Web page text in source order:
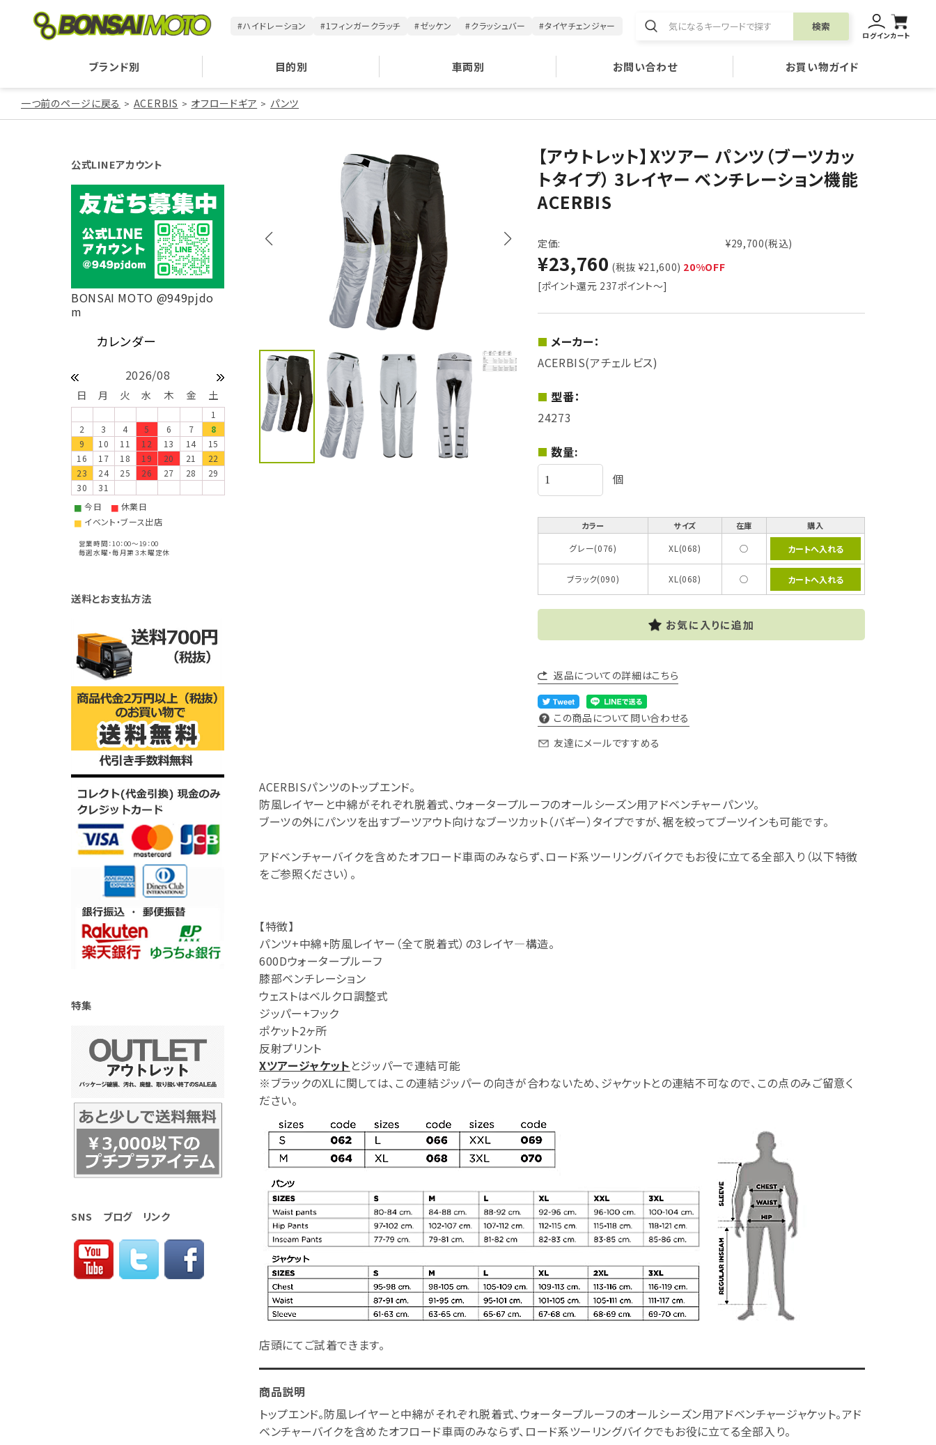
#ハイドレーション #1フィンガークラッチ #ゼッケン #クラッシュバー #タイヤチェンジャー 検索
ログインカート
ブランド別 目的別 車両別 お問い合わせ お買い物ガイド
一つ前のページに戻る ACERBIS オフロードギア パンツ
【アウトレット】Xツアー パンツ（ブーツカッ
トタイプ） 3レイヤー ベンチレーション機能
ACERBIS
定価: ¥29,700(税込)
¥23,760 (税抜 ¥21,600) 20%OFF
[ポイント還元 237ポイント～]
メーカー：
ACERBIS(アチェルビス)
型番：
24273
数量:
個
カラー サイズ 在庫 購入
グレー(076) XL(068) ○
ブラック(090) XL(068) ○
お気に入りに追加
返品についての詳細はこちら
この商品について問い合わせる
友達にメールですすめる
ACERBISパンツのトップエンド。
防風レイヤーと中綿がそれぞれ脱着式、ウォータープルーフのオールシーズン用アドベンチャーパンツ。
ブーツの外にパンツを出すブーツアウト向けなブーツカット（バギー）タイプですが、裾を絞ってブーツインも可能です。
アドベンチャーバイクを含めたオフロード車両のみならず、ロード系ツーリングバイクでもお役に立てる全部入り（以下特徴
をご参照ください）。
【特徴】
パンツ+中綿+防風レイヤー（全て脱着式）の3レイヤ―構造。
600Dウォータープルーフ
膝部ベンチレーション
ウェストはベルクロ調整式
ジッパー+フック
ポケット2ヶ所
反射プリント
Xツアージャケット とジッパーで連結可能
※ブラックのXLに関しては、この連結ジッパーの向きが合わないため、ジャケットとの連結不可なので、この点のみご留意く
ださい。
店頭にてご試着できます。
商品説明
トップエンド。防風レイヤーと中綿がそれぞれ脱着式、ウォータープルーフのオールシーズン用アドベンチャージャケット。アド
ベンチャーバイクを含めたオフロード車両のみならず、ロード系ツーリングバイクでもお役に立てる全部入り。
公式LINEアカウント
BONSAI MOTO @949pjdo
m
2026/08
日 月 火 水 木 金 土
1
2
3 4 5 6 7
8
9
10 11 12 13 14
15
16
17 18 19 20 21
22
23
24 25 26 27 28
29
30
31
■ 今日 ■ 休業日
■ イベント・ブース出店
営業時間：10：00～19：00
毎週水曜・毎月第３木曜定休
送料とお支払方法
特集
SNS ブログ リンク